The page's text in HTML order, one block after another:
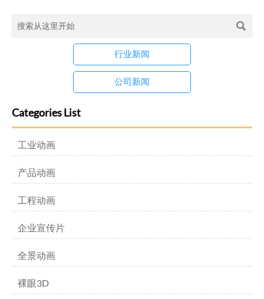

行业新闻
公司新闻
Categories List
工业动画
产品动画
工程动画
企业宣传片
全景动画
裸眼3D